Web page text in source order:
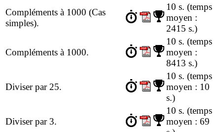
Compléments à 1000 (Cas
simples).
10 s. (temps
moyen :
2415 s.)
Compléments à 1000.
10 s. (temps
moyen :
8413 s.)
Diviser par 25.
10 s. (temps
moyen : 10
s.)
Diviser par 3.
10 s. (temps
moyen : 69